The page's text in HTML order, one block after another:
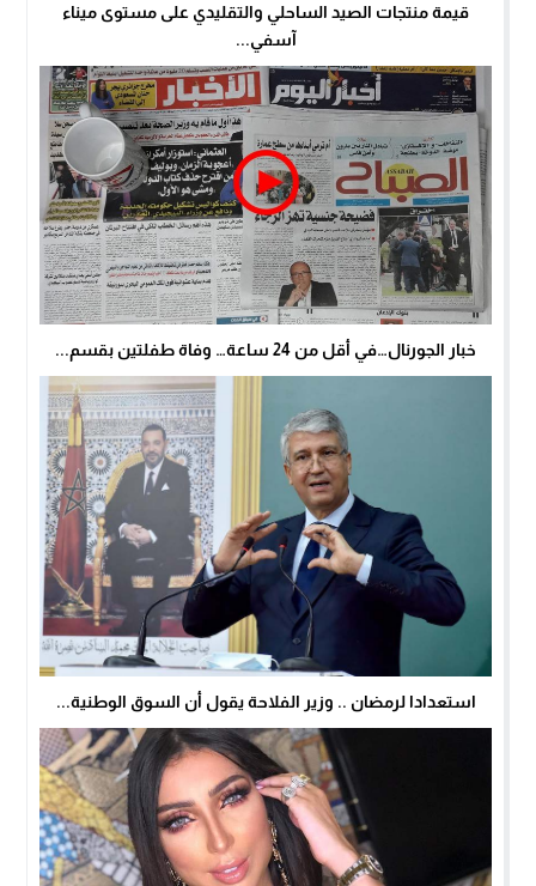
قيمة منتجات الصيد الساحلي والتقليدي على مستوى ميناء
آسفي...
خبار الجورنال…في أقل من 24 ساعة… وفاة طفلتين بقسم...
استعدادا لرمضان .. وزير الفلاحة يقول أن السوق الوطنية...